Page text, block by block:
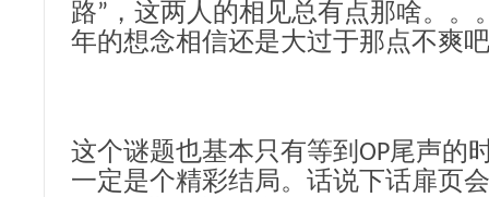
路”，这两人的相见总有点那啥。。
年的想念相信还是大过于那点不爽
这个谜题也基本只有等到OP尾声的
一定是个精彩结局。话说下话扉页